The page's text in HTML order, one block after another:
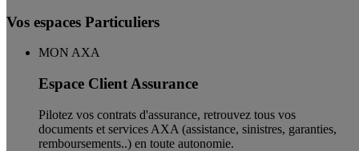
Vos espaces Particuliers
MON AXA
Espace Client Assurance
Pilotez vos contrats d'assurance, retrouvez tous vos
documents et services AXA (assistance, sinistres, garanties,
remboursements..) en toute autonomie. ​